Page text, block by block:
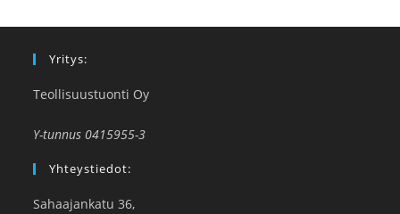
Yritys:
Teollisuustuonti Oy
Y-tunnus 0415955-3
Yhteystiedot:
Sahaajankatu 36,